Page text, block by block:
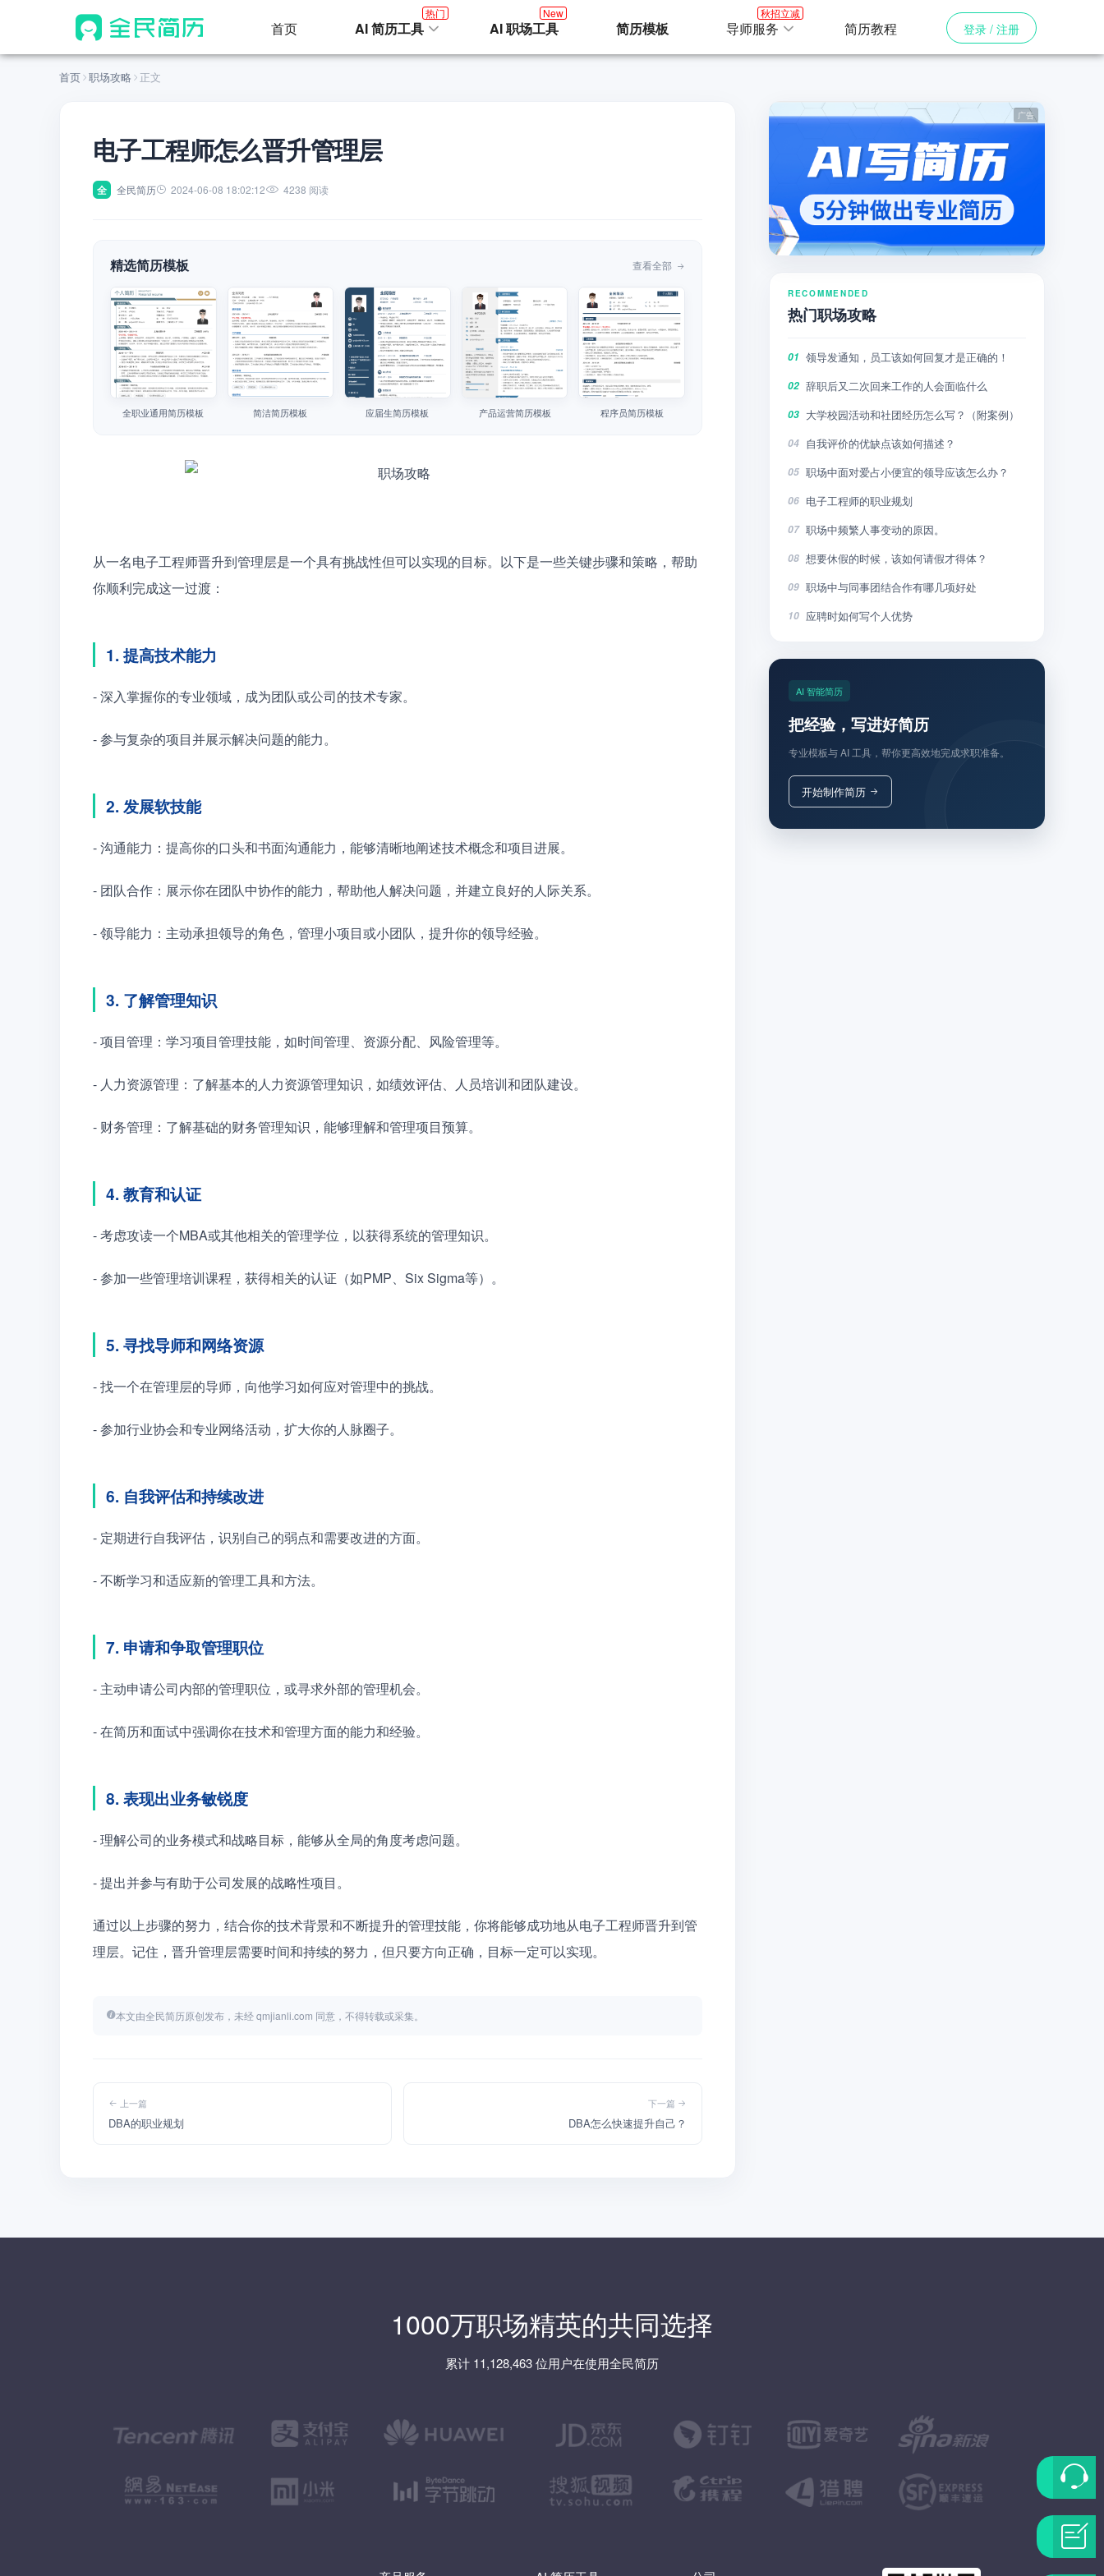
首页 AI 简历工具
热门
AI 职场工具
New
简历模板 导师服务
秋招立减
简历教程 登录 / 注册
首页 职场攻略 正文
电子工程师怎么晋升管理层
全 全民简历 2024-06-08 18:02:12 4238 阅读
精选简历模板 查看全部
全职业通用简历模板 简洁简历模板 应届生简历模板 产品运营简历模板 程序员简历模板
从一名电子工程师晋升到管理层是一个具有挑战性但可以实现的目标。以下是一些关键步骤和策略，帮助
你顺利完成这一过渡：
1. 提高技术能力
- 深入掌握你的专业领域，成为团队或公司的技术专家。
- 参与复杂的项目并展示解决问题的能力。
2. 发展软技能
- 沟通能力：提高你的口头和书面沟通能力，能够清晰地阐述技术概念和项目进展。
- 团队合作：展示你在团队中协作的能力，帮助他人解决问题，并建立良好的人际关系。
- 领导能力：主动承担领导的角色，管理小项目或小团队，提升你的领导经验。
3. 了解管理知识
- 项目管理：学习项目管理技能，如时间管理、资源分配、风险管理等。
- 人力资源管理：了解基本的人力资源管理知识，如绩效评估、人员培训和团队建设。
- 财务管理：了解基础的财务管理知识，能够理解和管理项目预算。
4. 教育和认证
- 考虑攻读一个MBA或其他相关的管理学位，以获得系统的管理知识。
- 参加一些管理培训课程，获得相关的认证（如PMP、Six Sigma等）。
5. 寻找导师和网络资源
- 找一个在管理层的导师，向他学习如何应对管理中的挑战。
- 参加行业协会和专业网络活动，扩大你的人脉圈子。
6. 自我评估和持续改进
- 定期进行自我评估，识别自己的弱点和需要改进的方面。
- 不断学习和适应新的管理工具和方法。
7. 申请和争取管理职位
- 主动申请公司内部的管理职位，或寻求外部的管理机会。
- 在简历和面试中强调你在技术和管理方面的能力和经验。
8. 表现出业务敏锐度
- 理解公司的业务模式和战略目标，能够从全局的角度考虑问题。
- 提出并参与有助于公司发展的战略性项目。
通过以上步骤的努力，结合你的技术背景和不断提升的管理技能，你将能够成功地从电子工程师晋升到管
理层。记住，晋升管理层需要时间和持续的努力，但只要方向正确，目标一定可以实现。
本文由全民简历原创发布，未经 qmjianli.com 同意，不得转载或采集。
上一篇
DBA的职业规划
下一篇
DBA怎么快速提升自己？
RECOMMENDED
热门职场攻略
01 领导发通知，员工该如何回复才是正确的！
02 辞职后又二次回来工作的人会面临什么
03 大学校园活动和社团经历怎么写？（附案例）
04 自我评价的优缺点该如何描述？
05 职场中面对爱占小便宜的领导应该怎么办？
06 电子工程师的职业规划
07 职场中频繁人事变动的原因。
08 想要休假的时候，该如何请假才得体？
09 职场中与同事团结合作有哪几项好处
10 应聘时如何写个人优势
AI 智能简历
把经验，写进好简历
专业模板与 AI 工具，帮你更高效地完成求职准备。
开始制作简历
1000万职场精英的共同选择
累计 11,128,463 位用户在使用全民简历
联
系
客